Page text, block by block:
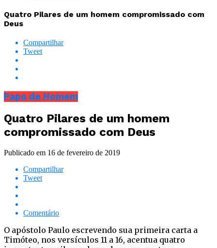
Quatro Pilares de um homem compromissado com
Deus
Compartilhar
Tweet
Papo de Homem
Quatro Pilares de um homem
compromissado com Deus
Publicado em 16 de fevereiro de 2019
Compartilhar
Tweet
Comentário
O apóstolo Paulo escrevendo sua primeira carta a
Timóteo, nos versículos 11 a 16, acentua quatro